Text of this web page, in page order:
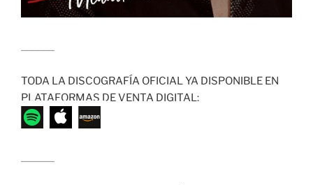
TODA LA DISCOGRAFÍA OFICIAL YA DISPONIBLE EN
PLATAFORMAS DE VENTA DIGITAL: